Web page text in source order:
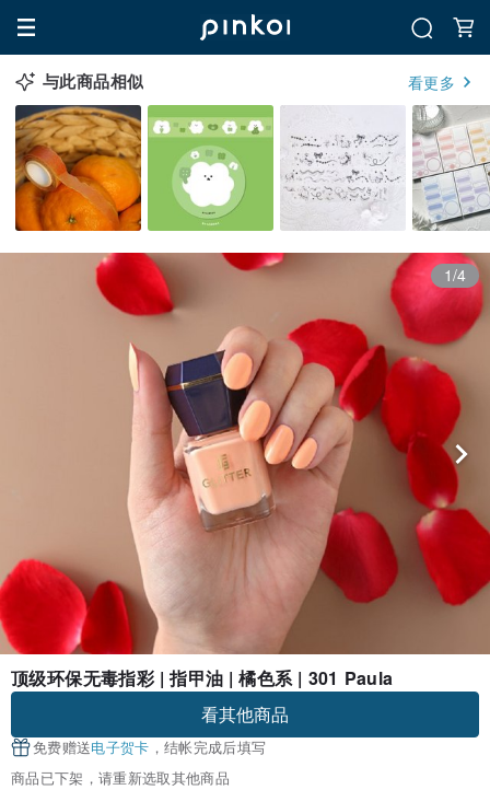
与此商品相似 看更多
1/4
顶级环保无毒指彩 | 指甲油 | 橘色系 | 301 Paula
看其他商品
免费赠送电子贺卡 ，结帐完成后填写
商品已下架，请重新选取其他商品